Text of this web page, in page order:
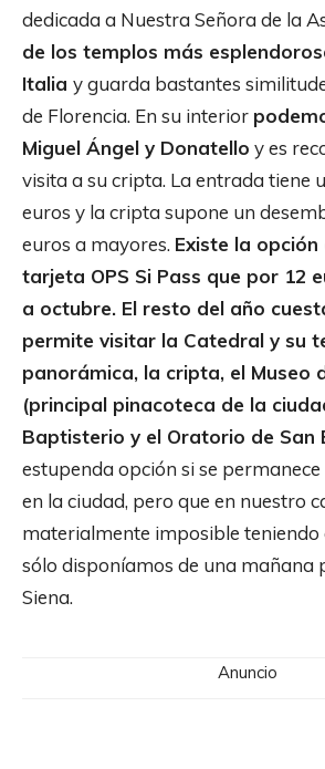
dedicada a Nuestra Señora de la
de los templos más
Italia y guarda bastantes
de Florencia. En su interior
Miguel Ángel y Donatello y es
visita a su cripta. La entrada tiene
euros y la cripta supone un
euros a mayores. Existe la
tarjeta OPS Si Pass que por 12
a octubre. El resto del año
permite visitar la Catedral y su
panorámica, la cripta, el Museo
(principal pinacoteca de la
Baptisterio y el Oratorio de San
estupenda opción si se permanece
en la ciudad, pero que en nuestro
materialmente imposible teniendo
sólo disponíamos de una mañana
Siena.
Anuncio